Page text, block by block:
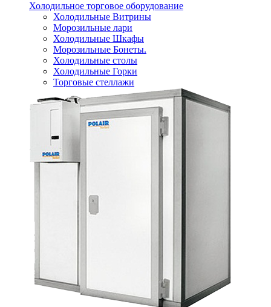
Холодильное торговое оборудование
Холодильные Витрины
Морозильные лари
Холодильные Шкафы
Морозильные Бонеты.
Холодильные столы
Холодильные Горки
Торговые стеллажи